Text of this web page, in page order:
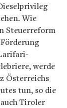
Wie
Steuerreform
werde
Österreichs
tun, so die
Tiroler